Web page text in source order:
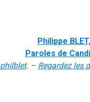
Philippe BLET,
Paroles de
philblet. – Regardez les